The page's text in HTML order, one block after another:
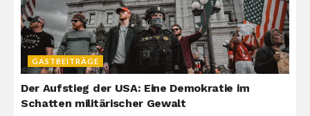
GASTBEITRÄGE
Der Aufstieg der USA: Eine Demokratie im
Schatten militärischer Gewalt